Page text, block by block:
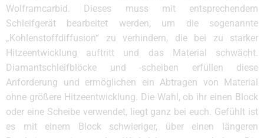
Wolframcarbid. Dieses muss mit entsprechendem
Schleifgerät bearbeitet werden, um die sogenannte
„Kohlenstoffdiffusion“ zu verhindern, die bei zu starker
Hitzeentwicklung auftritt und das Material schwächt.
Diamantschleifblöcke und -scheiben erfüllen diese
Anforderung und ermöglichen ein Abtragen von Material
ohne größere Hitzeentwicklung. Die Wahl, ob ihr einen Block
oder eine Scheibe verwendet, liegt ganz bei euch. Gefühlt ist
es mit einem Block schwieriger, über einen längeren